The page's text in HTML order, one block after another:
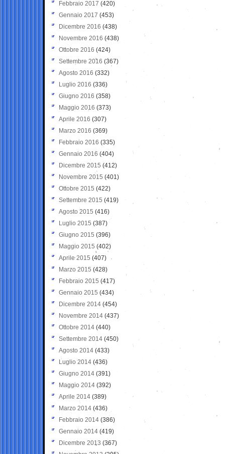
Febbraio 2017 (420)
Gennaio 2017 (453)
Dicembre 2016 (438)
Novembre 2016 (438)
Ottobre 2016 (424)
Settembre 2016 (367)
Agosto 2016 (332)
Luglio 2016 (336)
Giugno 2016 (358)
Maggio 2016 (373)
Aprile 2016 (307)
Marzo 2016 (369)
Febbraio 2016 (335)
Gennaio 2016 (404)
Dicembre 2015 (412)
Novembre 2015 (401)
Ottobre 2015 (422)
Settembre 2015 (419)
Agosto 2015 (416)
Luglio 2015 (387)
Giugno 2015 (396)
Maggio 2015 (402)
Aprile 2015 (407)
Marzo 2015 (428)
Febbraio 2015 (417)
Gennaio 2015 (434)
Dicembre 2014 (454)
Novembre 2014 (437)
Ottobre 2014 (440)
Settembre 2014 (450)
Agosto 2014 (433)
Luglio 2014 (436)
Giugno 2014 (391)
Maggio 2014 (392)
Aprile 2014 (389)
Marzo 2014 (436)
Febbraio 2014 (386)
Gennaio 2014 (419)
Dicembre 2013 (367)